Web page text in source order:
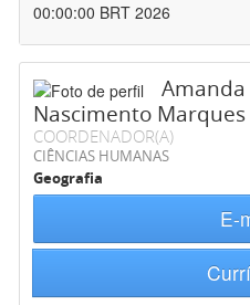
00:00:00 BRT 2026
Nascimento Marques
COORDENADOR(A)
CIÊNCIAS HUMANAS
Geografia
E-